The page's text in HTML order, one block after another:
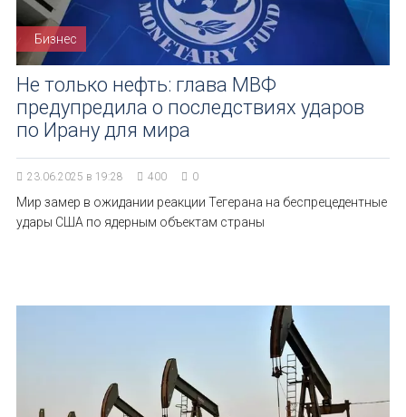
Бизнес
Не только нефть: глава МВФ
предупредила о последствиях ударов
по Ирану для мира
23.06.2025 в 19:28 400 0
Мир замер в ожидании реакции Тегерана на беспрецедентные
удары США по ядерным объектам страны